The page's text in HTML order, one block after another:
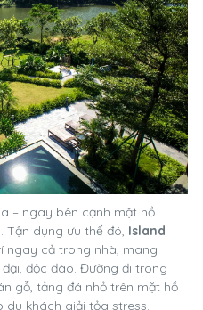
– ngay bên cạnh mặt hồ
dụng ưu thế đó, Island
ngay cả trong nhà, mang
độc đáo. Đường đi trong
gỗ, tảng đá nhỏ trên mặt hồ
khách giải tỏa stress.